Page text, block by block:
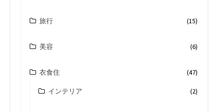
旅行 (15)
美容 (6)
衣食住 (47)
インテリア (2)